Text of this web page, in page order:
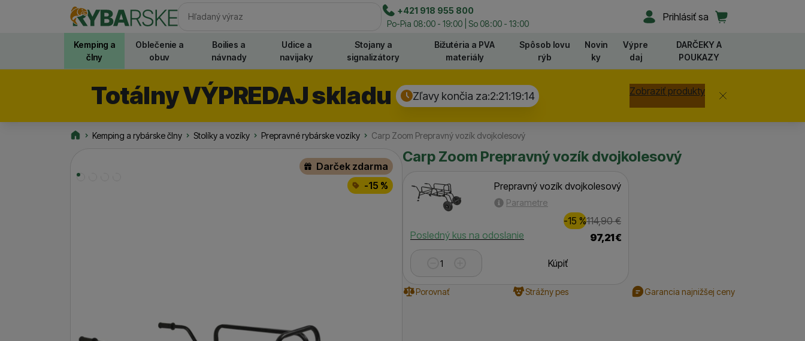
Vyhľadávanie
Hľadať
+421 918 955 800
Po-Pia 08:00 - 19:00 | So 08:00 - 13:00
Užívateľská sekcia
Prihlásiť sa Košík
Kemping a
člny
Oblečenie a
obuv
Boilies a
návnady
Udice a
navijaky
Stojany a
signalizátory
Bižutéria a PVA
materiály
Spôsob lovu
rýb
Novin
ky
Výpre
daj
DARČEKY A
POUKAZY
Totálny VÝPREDAJ skladu Zľavy končia za:2:21:19:13 Zobraziť produkty Zavrieť
Kemping a rybárske člny Stolíky a vozíky Prepravné rybárske vozíky Carp Zoom Prepravný vozík dvojkolesový
Carp Zoom Prepravný vozík dvojkolesový
Dostupnosť
Posledný kus na odoslanie
Prepravný vozík dvojkolesový
Parametre
Pôvodná cena
114,90€
Zľava
18,00€
(
-15 %
)
97,21€
Kúpiť
Porovnať Strážny pes Garancia najnižšej ceny
Darček zdarma
-15 %